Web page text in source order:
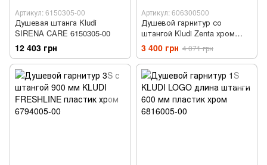
Артикул: 6150305-00
Душевая штанга Kludi
SIRENA CARE 6150305-00
12 403 грн
Артикул: 606300500
Душевой гарнитур со
штангой Kludi Zenta хром
6063005-00
3 400 грн 4 071 грн